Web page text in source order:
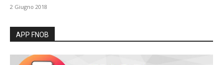
2 Giugno 2018
APP FNOB